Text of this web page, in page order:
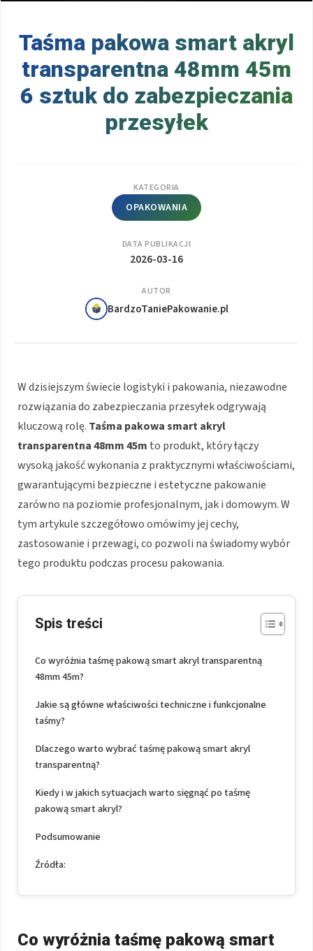
Taśma pakowa smart akryl
transparentna 48mm 45m
6 sztuk do zabezpieczania
przesyłek
KATEGORIA
OPAKOWANIA
DATA PUBLIKACJI
2026-03-16
AUTOR
BardzoTaniePakowanie.pl
W dzisiejszym świecie logistyki i pakowania, niezawodne
rozwiązania do zabezpieczania przesyłek odgrywają
kluczową rolę. Taśma pakowa smart akryl
transparentna 48mm 45m to produkt, który łączy
wysoką jakość wykonania z praktycznymi właściwościami,
gwarantującymi bezpieczne i estetyczne pakowanie
zarówno na poziomie profesjonalnym, jak i domowym. W
tym artykule szczegółowo omówimy jej cechy,
zastosowanie i przewagi, co pozwoli na świadomy wybór
tego produktu podczas procesu pakowania.
Spis treści
Co wyróżnia taśmę pakową smart akryl transparentną
48mm 45m?
Jakie są główne właściwości techniczne i funkcjonalne
taśmy?
Dlaczego warto wybrać taśmę pakową smart akryl
transparentną?
Kiedy i w jakich sytuacjach warto sięgnąć po taśmę
pakową smart akryl?
Podsumowanie
Źródła:
Co wyróżnia taśmę pakową smart